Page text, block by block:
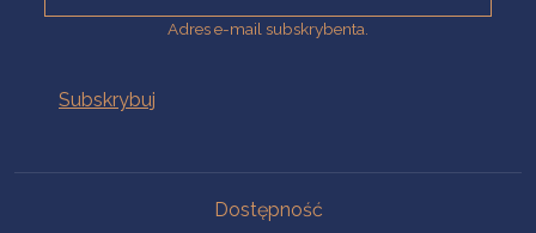
Adres e-mail subskrybenta.
Dostępność